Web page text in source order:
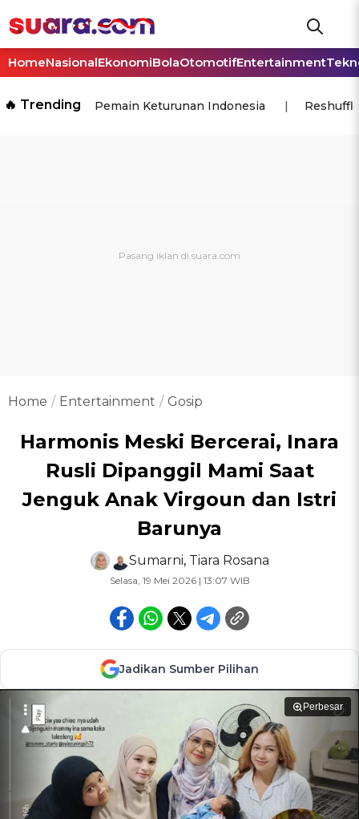
HomeNasionalEkonomiBolaOtomotifEntertainment
🔥 Trending Pemain Keturunan Indonesia
Home Entertainment Gosip
Harmonis Meski Bercerai, Inara
Rusli Dipanggil Mami Saat
Jenguk Anak Virgoun dan Istri
Barunya
Sumarni, Tiara Rosana
Selasa, 19 Mei 2026 | 13:07 WIB
Jadikan Sumber Pilihan
Perbesar